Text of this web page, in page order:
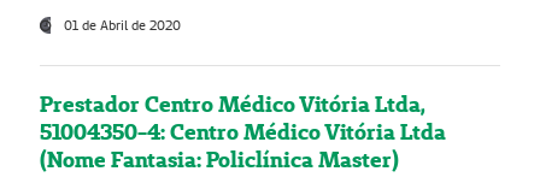
01 de Abril de 2020
Prestador Centro Médico Vitória Ltda,
51004350-4: Centro Médico Vitória Ltda
(Nome Fantasia: Policlínica Master)